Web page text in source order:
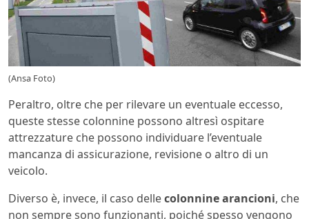
(Ansa Foto)
Peraltro, oltre che per rilevare un eventuale eccesso,
queste stesse colonnine possono altresì ospitare
attrezzature che possono individuare l’eventuale
mancanza di assicurazione, revisione o altro di un
veicolo.
Diverso è, invece, il caso dellecolonninearancioni, che
non sempre sono funzionanti, poiché spesso vengono